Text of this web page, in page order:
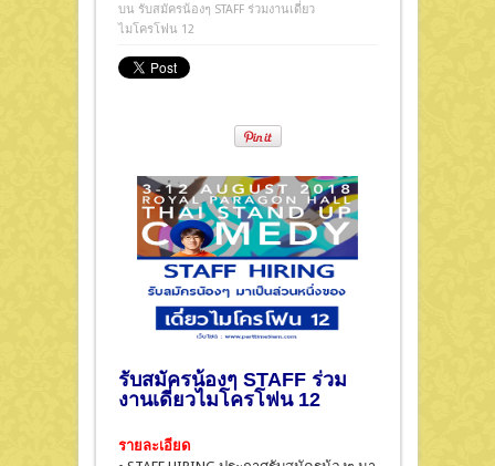
บน รับสมัครน้องๆ STAFF ร่วมงานเดี่ยว
ไมโครโฟน 12
รับสมัครน้องๆ STAFF ร่วม
งานเดี่ยวไมโครโฟน 12
รายละเอียด